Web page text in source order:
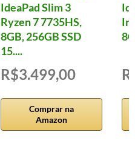
IdeaPad Slim 3
Ryzen 7 7735HS,
8GB, 256GB SSD
15....
R$3.499,00
Comprar na
Amazon